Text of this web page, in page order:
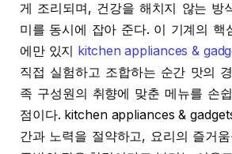
게 조리되며, 건강을 해치지 않는 방
미를 동시에 잡아 준다. 이 기계의 핵
에만 있지
kitchen appliances &
직접 실험하고 조합하는 순간 맛의
족 구성원의 취향에 맞춘 메뉴를 손
점이다. kitchen appliances &
간과 노력을 절약하고, 요리의 즐거